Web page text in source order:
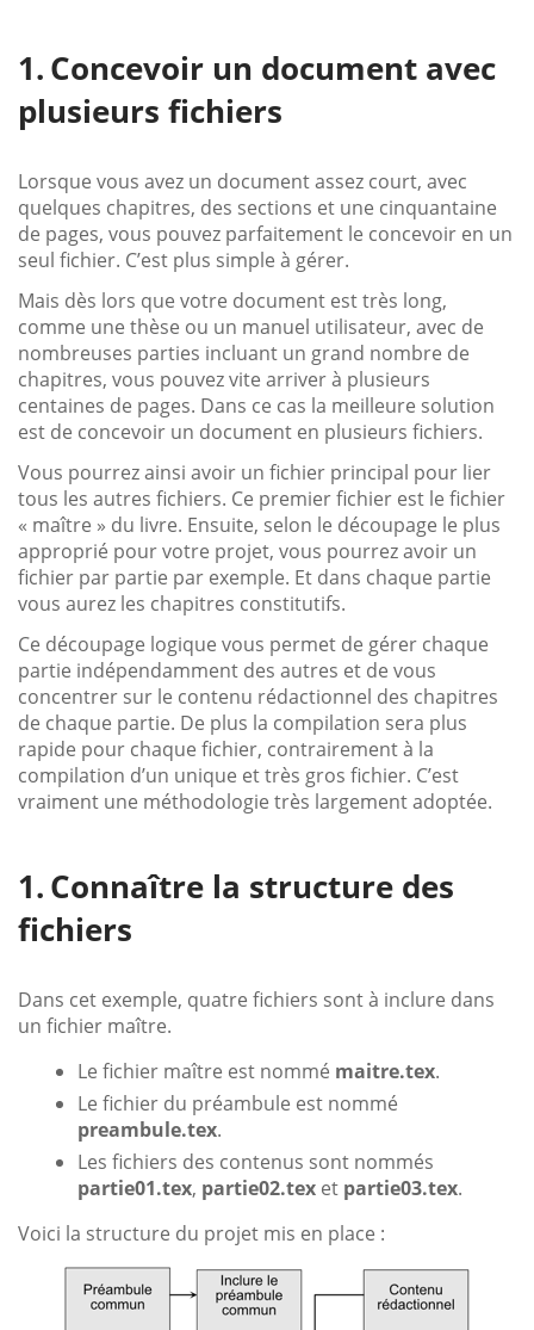
Concevoir un document avec
plusieurs fichiers
Lorsque vous avez un document assez court, avec
quelques chapitres, des sections et une cinquantaine
de pages, vous pouvez parfaitement le concevoir en un
seul fichier. C’est plus simple à gérer.
Mais dès lors que votre document est très long,
comme une thèse ou un manuel utilisateur, avec de
nombreuses parties incluant un grand nombre de
chapitres, vous pouvez vite arriver à plusieurs
centaines de pages. Dans ce cas la meilleure solution
est de concevoir un document en plusieurs fichiers.
Vous pourrez ainsi avoir un fichier principal pour lier
tous les autres fichiers. Ce premier fichier est le fichier
« maître » du livre. Ensuite, selon le découpage le plus
approprié pour votre projet, vous pourrez avoir un
fichier par partie par exemple. Et dans chaque partie
vous aurez les chapitres constitutifs.
Ce découpage logique vous permet de gérer chaque
partie indépendamment des autres et de vous
concentrer sur le contenu rédactionnel des chapitres
de chaque partie. De plus la compilation sera plus
rapide pour chaque fichier, contrairement à la
compilation d’un unique et très gros fichier. C’est
vraiment une méthodologie très largement adoptée.
Connaître la structure des
fichiers
Dans cet exemple, quatre fichiers sont à inclure dans
un fichier maître.
Le fichier maître est nommé maitre.tex.
Le fichier du préambule est nommé
preambule.tex.
Les fichiers des contenus sont nommés
partie01.tex, partie02.tex et partie03.tex.
Voici la structure du projet mis en place :